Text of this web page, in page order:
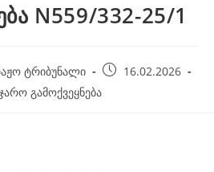
N559/332-25/1
ტრიბუნალი
Post 16.02.2026
გამოქვეყნება